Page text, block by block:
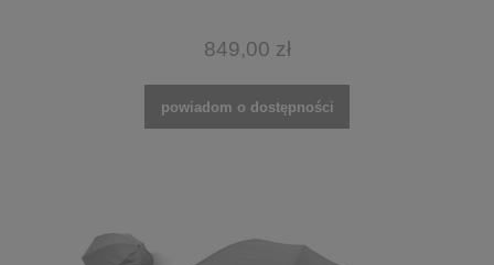
849,00 zł
powiadom o dostępności